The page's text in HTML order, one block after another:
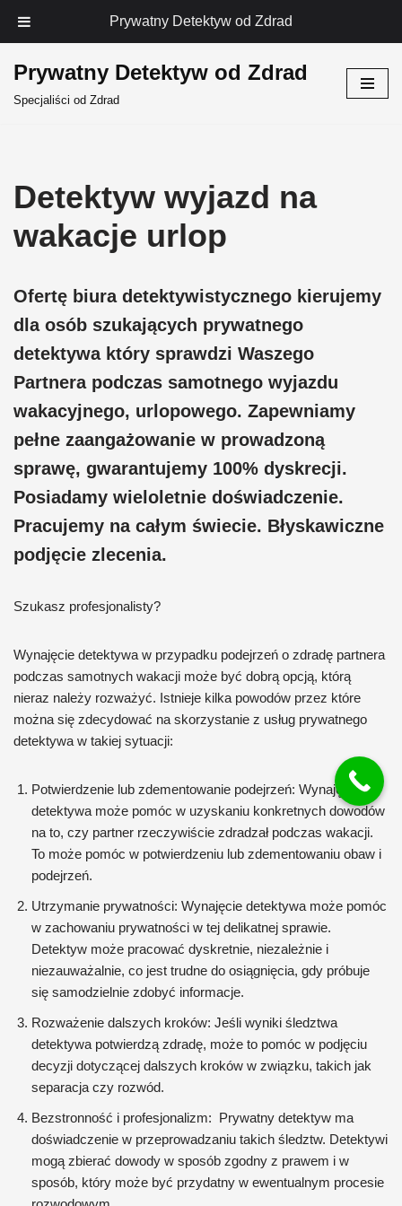
Prywatny Detektyw od Zdrad
Prywatny Detektyw od Zdrad
Specjaliści od Zdrad
Detektyw wyjazd na
wakacje urlop
Ofertę biura detektywistycznego kierujemy
dla osób szukających prywatnego
detektywa który sprawdzi Waszego
Partnera podczas samotnego wyjazdu
wakacyjnego, urlopowego. Zapewniamy
pełne zaangażowanie w prowadzoną
sprawę, gwarantujemy 100% dyskrecji.
Posiadamy wieloletnie doświadczenie.
Pracujemy na całym świecie. Błyskawiczne
podjęcie zlecenia.
Szukasz profesjonalisty?
Wynajęcie detektywa w przypadku podejrzeń o zdradę partnera
podczas samotnych wakacji może być dobrą opcją, którą
nieraz należy rozważyć. Istnieje kilka powodów przez które
można się zdecydować na skorzystanie z usług prywatnego
detektywa w takiej sytuacji:
Potwierdzenie lub zdementowanie podejrzeń: Wynajęcie
detektywa może pomóc w uzyskaniu konkretnych dowodów
na to, czy partner rzeczywiście zdradzał podczas wakacji.
To może pomóc w potwierdzeniu lub zdementowaniu obaw i
podejrzeń.
Utrzymanie prywatności: Wynajęcie detektywa może pomóc
w zachowaniu prywatności w tej delikatnej sprawie.
Detektyw może pracować dyskretnie, niezależnie i
niezauważalnie, co jest trudne do osiągnięcia, gdy próbuje
się samodzielnie zdobyć informacje.
Rozważenie dalszych kroków: Jeśli wyniki śledztwa
detektywa potwierdzą zdradę, może to pomóc w podjęciu
decyzji dotyczącej dalszych kroków w związku, takich jak
separacja czy rozwód.
Bezstronność i profesjonalizm: Prywatny detektyw ma
doświadczenie w przeprowadzaniu takich śledztw. Detektywi
mogą zbierać dowody w sposób zgodny z prawem i w
sposób, który może być przydatny w ewentualnym procesie